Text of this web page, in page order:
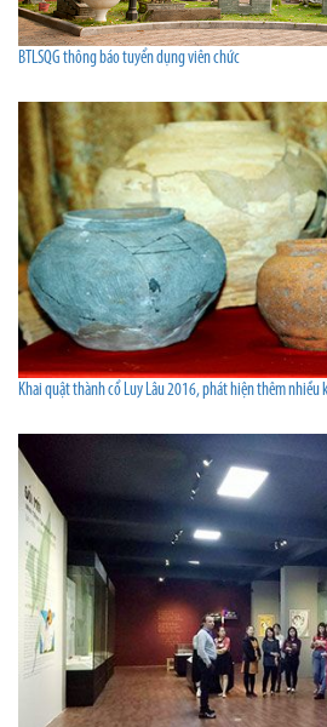
BTLSQG thông báo tuyển dụng viên chức
Khai quật thành cổ Luy Lâu 2016, phát hiện thêm nhiều